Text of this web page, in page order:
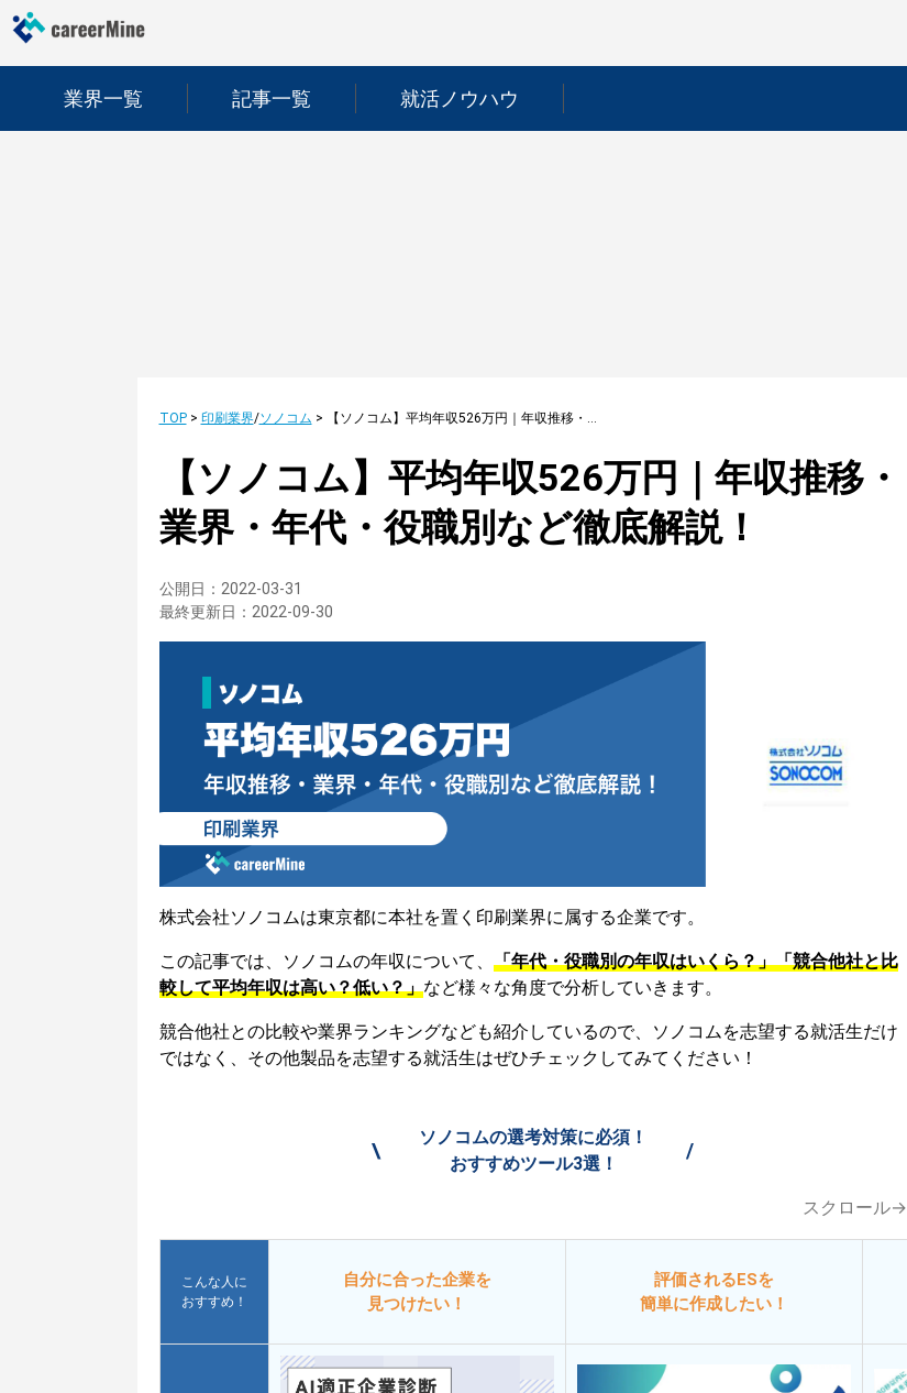
業界一覧 記事一覧 就活ノウハウ
TOP> 印刷業界/ソノコム > 【ソノコム】平均年収526万円｜年収推移・業界・年代・役職別など徹底解説！
【ソノコム】平均年収526万円｜年収推移・
業界・年代・役職別など徹底解説！
公開日： 2022-03-31
最終更新日： 2022-09-30
株式会社ソノコムは東京都に本社を置く印刷業界に属する企業です。
この記事では、ソノコムの年収について、 「年代・役職別の年収はいくら？」「競合他社と比
較して平均年収は高い？低い？」など様々な角度で分析していきます。
競合他社との比較や業界ランキングなども紹介しているので、ソノコムを志望する就活生だけ
ではなく、その他製品を志望する就活生はぜひチェックしてみてください！
\
ソノコムの選考対策に必須！
おすすめツール3選！
/
スクロール→
こんな人に
おすすめ！
自分に合った企業を
見つけたい！
評価されるESを
簡単に作成したい！